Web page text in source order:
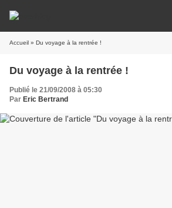
Accueil » Du voyage à la rentrée !
Du voyage à la rentrée !
Publié le 21/09/2008 à 05:30
Par Eric Bertrand